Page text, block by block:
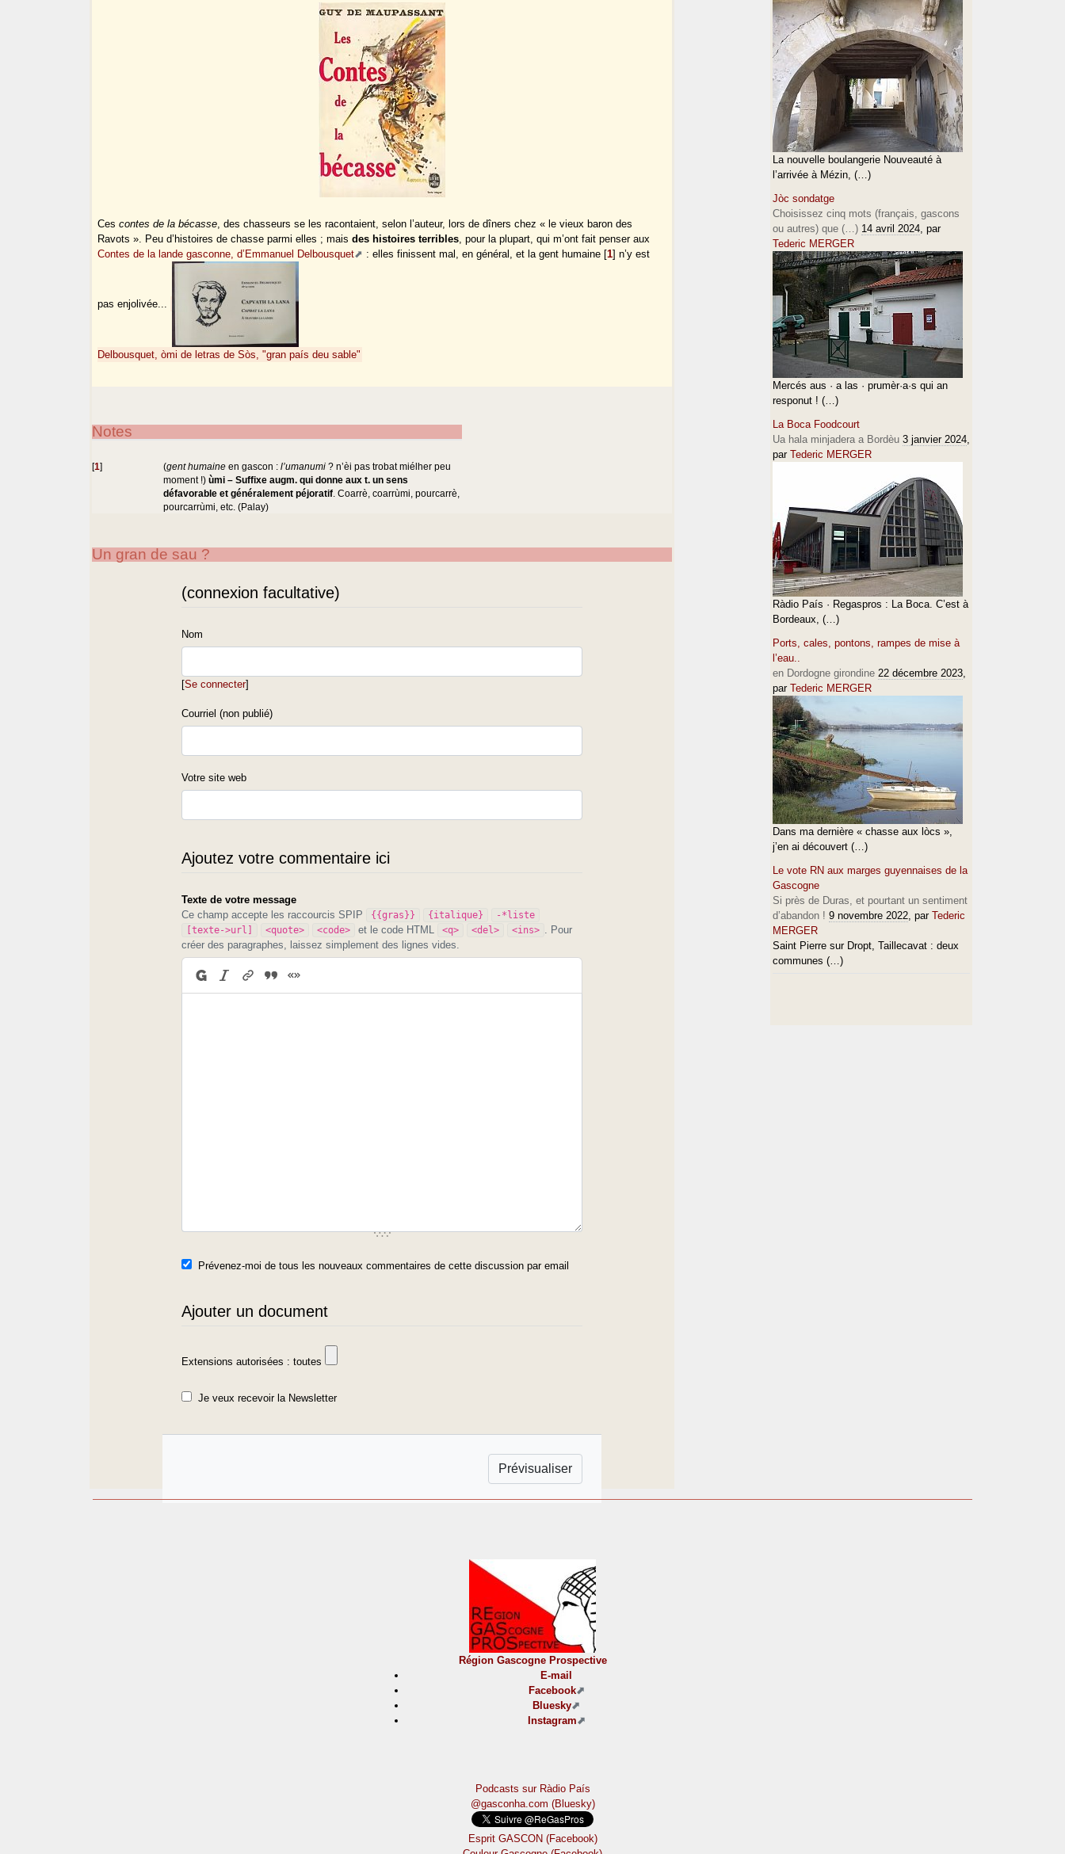
Cescontes de la bécasse, des chasseurs se les racontaient, selon l’auteur, lors de dîners chez « le vieux baron des
Ravots ». Peu d’histoires de chasse parmi elles ; maisdes histoires terribles, pour la plupart, qui m’ont fait penser aux
Contes de la lande gasconne, d’Emmanuel Delbousquet
: elles finissent mal, en général, et la gent humaine [1] n’y est
pas enjolivée...
Delbousquet, òmi de letras de Sòs, "gran país deu sable"
Notes
[1] (gent humaine en gascon :l’umanumi ? n’èi pas trobat miélher peu
moment !)ùmi – Suffixe augm. qui donne aux t. un sens
défavorable et généralement péjoratif . Coarrè, coarrùmi, pourcarrè,
pourcarrùmi, etc. (Palay)
Un gran de sau ?
(connexion facultative)
Nom
[Se connecter]
Courriel (non publié)
Votre site web
Ajoutez votre commentaire ici
Texte de votre message
Ce champ accepte les raccourcis SPIP
{{gras}} {italique}
-*liste
[texte->url]
<quote> <code> et le code HTML <q> <del> <ins>
. Pour
créer des paragraphes, laissez simplement des lignes vides.
Prévenez-moi de tous les nouveaux commentaires de cette discussion par email
Ajouter un document
Extensions autorisées : toutes
Je veux recevoir la Newsletter
La nouvelle boulangerie Nouveauté à
l’arrivée à Mézin, (…)
Jòc sondatge
Choisissez cinq mots (français, gascons
ou autres) que (…) 14 avril 2024, par
Tederic MERGER
Mercés aus · a las · prumèr·a·s qui an
responut ! (…)
La Boca Foodcourt
Ua hala minjadera a Bordèu 3 janvier 2024,
par Tederic MERGER
Ràdio País · Regaspros : La Boca. C’est à
Bordeaux, (…)
Ports, cales, pontons, rampes de mise à
l’eau..
en Dordogne girondine 22 décembre 2023,
par Tederic MERGER
Dans ma dernière « chasse aux lòcs »,
j’en ai découvert (…)
Le vote RN aux marges guyennaises de la
Gascogne
Si près de Duras, et pourtant un sentiment
d’abandon ! 9 novembre 2022, par Tederic
MERGER
Saint Pierre sur Dropt, Taillecavat : deux
communes (…)
Région Gascogne Prospective
E-mail
Facebook
Bluesky
Instagram
Podcasts sur Ràdio País
@gasconha.com (Bluesky)
Esprit GASCON (Facebook)